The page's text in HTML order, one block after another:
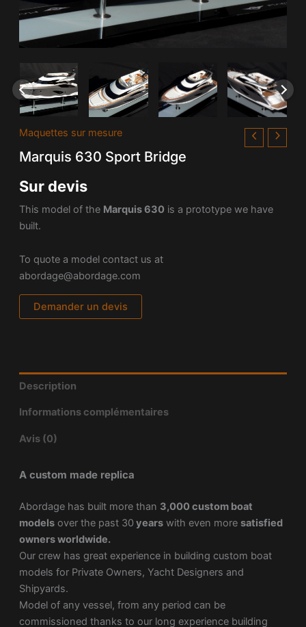
Maquettes sur mesure
Marquis 630 Sport Bridge
Sur devis
This model of the Marquis 630is a prototype we have
built.
To quote a model contact us at
abordage@abordage.com
Demander un devis
Description
Informations complémentaires
Avis (0)
A custom made replica
Abordage has built more than 3,000 custom boat
modelsover the past 30 yearswith even more satisfied
owners worldwide.
Our crew has great experience in building custom boat
models for Private Owners, Yacht Designers and
Shipyards.
Model of any vessel, from any period can be
commissioned thanks to our long experience building